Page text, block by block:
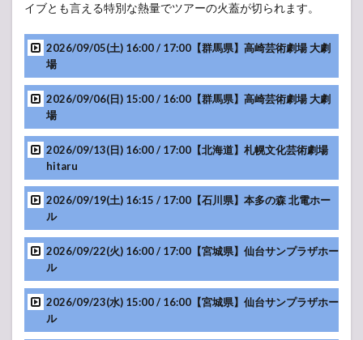
ARABAKI
ROCK
FEST.26
B.C.
ONLY
+1
2026
CELEBRATION
GIGS Day 1
“EVE”
45th
GIGS Day 2
“BIRTHDAY”
イブとも言える特別な熱量でツアーの火蓋が切られます。
2026/09/05(土) 16:00 / 17:00【群馬県】高崎芸術劇場 大劇
場
2026/09/06(日) 15:00 / 16:00【群馬県】高崎芸術劇場 大劇
場
2026/09/13(日) 16:00 / 17:00【北海道】札幌文化芸術劇場
hitaru
2026/09/19(土) 16:15 / 17:00【石川県】本多の森 北電ホー
ル
2026/09/22(火) 16:00 / 17:00【宮城県】仙台サンプラザホー
ル
2026/09/23(水) 15:00 / 16:00【宮城県】仙台サンプラザホー
ル